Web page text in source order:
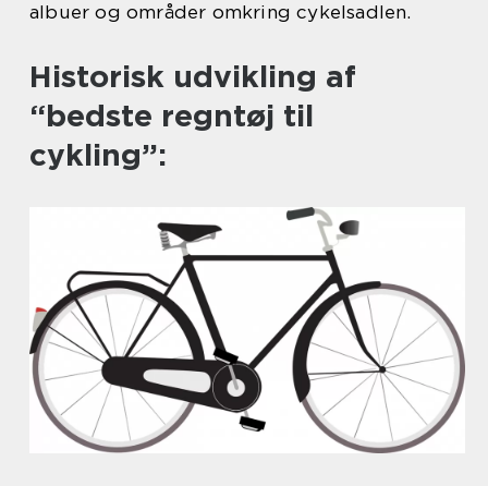
albuer og områder omkring cykelsadlen.
Historisk udvikling af
“bedste regntøj til
cykling”: